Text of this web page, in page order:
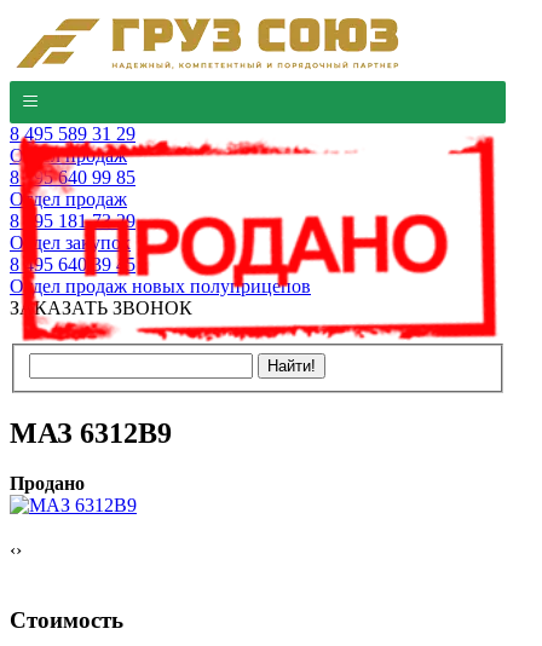
8 495 589 31 29
Отдел продаж
8 495 640 99 85
Отдел продаж
8 495 181 73 29
Отдел закупок
8 495 640 39 45
Отдел продаж новых полуприцепов
ЗАКАЗАТЬ ЗВОНОК
МАЗ 6312B9
Продано
‹›
Стоимость